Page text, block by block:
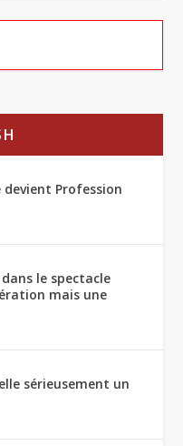
devient Profession
le spectacle
mais une
sérieusement un